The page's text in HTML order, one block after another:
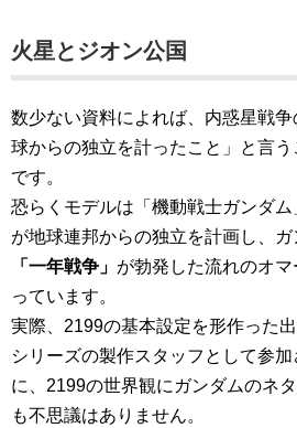
火星とジオン公国
数少ない資料によれば、内惑星戦
球からの独立を計ったこと」と言う
です。
恐らくモデルは「機動戦士ガンダ
が地球連邦からの独立を計画し、
「一年戦争」 が勃発した流れのオ
っています。
実際、2199の基本設定を形作った
シリーズの製作スタッフとして参
に、2199の世界観にガンダムのネ
も不思議はありません。